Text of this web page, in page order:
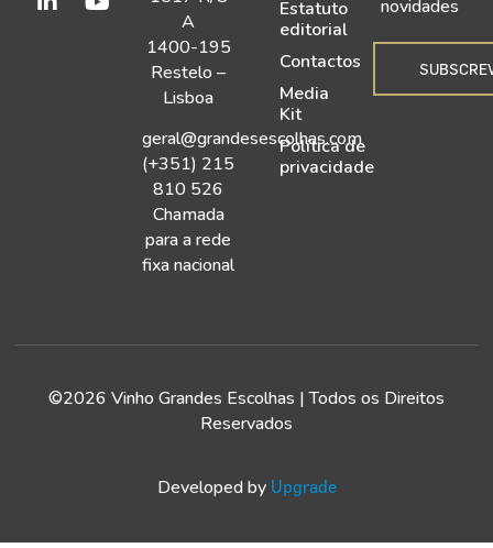
A
1400-195
Restelo –
Lisboa
geral@grandesescolhas.com
(+351) 215
810 526
Chamada
para a rede
fixa nacional
Estatuto
editorial
Contactos
Media
Kit
Política de
privacidade
novidades
©2026 Vinho Grandes Escolhas | Todos os Direitos
Reservados
Developed by Upgrade